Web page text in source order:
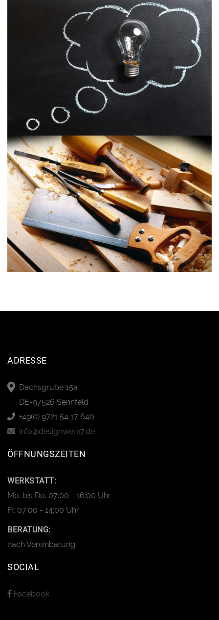
ADRESSE
Dachsgrube 15a
DE-97526 Sennfeld
+49(0) 9721 54 17 640
info@designwerk7.de
ÖFFNUNGSZEITEN
WERKSTATT:
Mo. bis Do. 07:00 - 16:00 Uhr
Fr. 07:00 - 14:00 Uhr
BERATUNG:
nach Vereinbarung
SOCIAL
Facebook